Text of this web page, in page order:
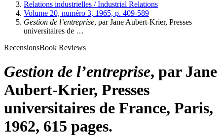
Relations industrielles / Industrial Relations
Volume 20, numéro 3, 1965, p. 409-589
Gestion de l’entreprise, par Jane Aubert-Krier, Presses
universitaires de …
RecensionsBook Reviews
Gestion de l’entreprise, par Jane
Aubert-Krier, Presses
universitaires de France, Paris,
1962, 615 pages.